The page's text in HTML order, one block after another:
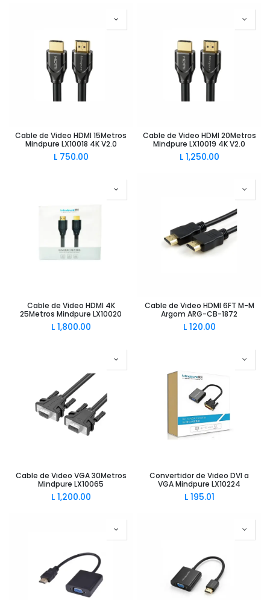
Cable de Video HDMI 15Metros
Mindpure LX10018 4K V2.0
L 750.00
Cable de Video HDMI 20Metros
Mindpure LX10019 4K V2.0
L 1,250.00
Cable de Video HDMI 4K
25Metros Mindpure LX10020
L 1,800.00
Cable de Video HDMI 6FT M-M
Argom ARG-CB-1872
L 120.00
Cable de Video VGA 30Metros
Mindpure LX10065
L 1,200.00
Convertidor de Video DVI a
VGA Mindpure LX10224
L 195.01